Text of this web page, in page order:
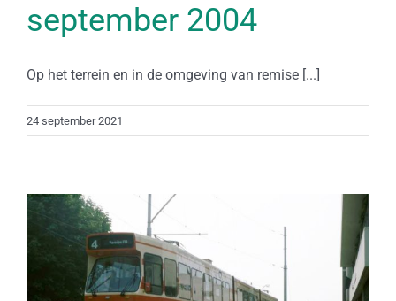
september 2004
Op het terrein en in de omgeving van remise [...]
24 september 2021